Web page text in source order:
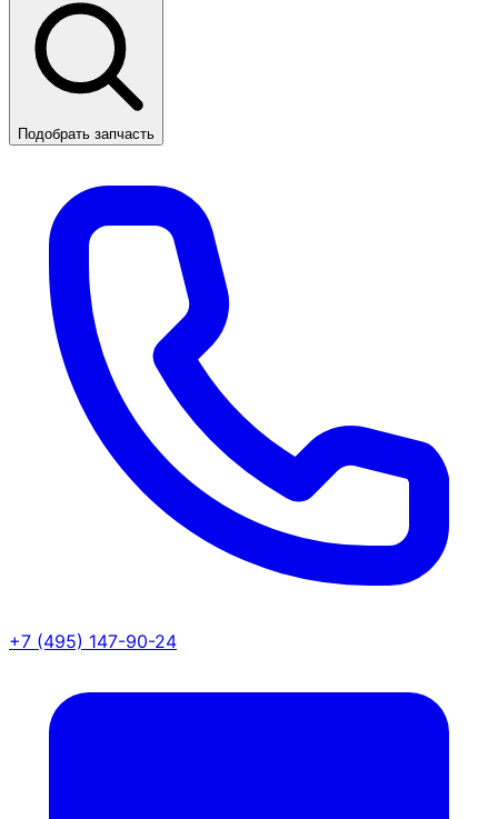
Подобрать запчасть
+7 (495) 147-90-24